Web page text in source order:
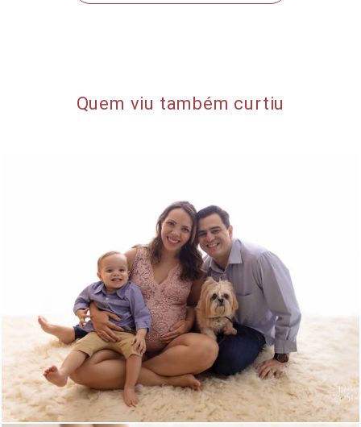
Quem viu também curtiu
3232 1